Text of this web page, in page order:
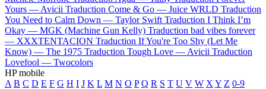
Yours — Avicii Traduction Come & Go — Juice WRLD Traduction
You Need to Calm Down — Taylor Swift Traduction I Think I’m
Okay — MGK (Machine Gun Kelly) Traduction bad vibes forever
— XXXTENTACION Traduction If You're Too Shy (Let Me
Know) — The 1975 Traduction Tough Love — Avicii Traduction
Lovefool — Twocolors
HP mobile
A B C D E F G H I J K L M N O P Q R S T U V W X Y Z 0-9